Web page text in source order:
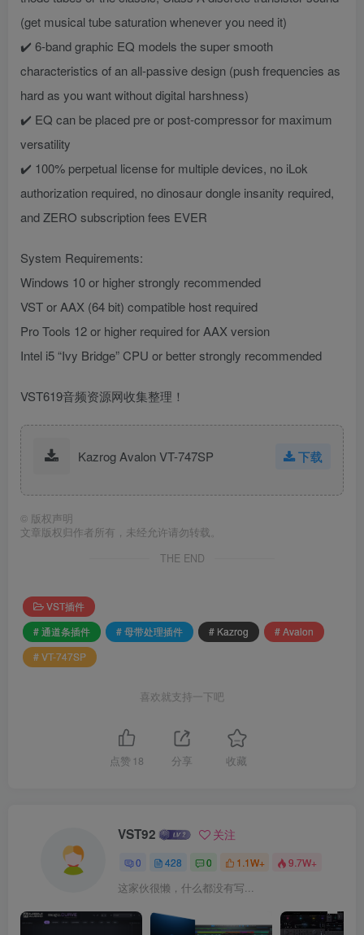
(get musical tube saturation whenever you need it)
✔️ 6-band graphic EQ models the super smooth
characteristics of an all-passive design (push frequencies as
hard as you want without digital harshness)
✔️ EQ can be placed pre or post-compressor for maximum
versatility
✔️ 100% perpetual license for multiple devices, no iLok
authorization required, no dinosaur dongle insanity required,
and ZERO subscription fees EVER
System Requirements:
Windows 10 or higher strongly recommended
VST or AAX (64 bit) compatible host required
Pro Tools 12 or higher required for AAX version
Intel i5 “Ivy Bridge” CPU or better strongly recommended
VST619音频资源网收集整理！
Kazrog Avalon VT-747SP 下载
© 版权声明
文章版权归作者所有，未经允许请勿转载。
THE END
VST插件
# 通道条插件
# 母带处理插件 # Kazrog
# Avalon
# VT-747SP
喜欢就支持一下吧
点赞 18 分享 收藏
VST92 关注
0 428 0 1.1W+ 9.7W+
这家伙很懒，什么都没有写...